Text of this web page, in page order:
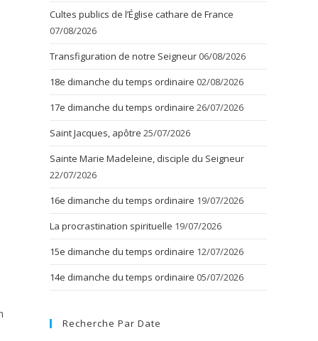
Cultes publics de l’Église cathare de France
07/08/2026
Transfiguration de notre Seigneur 06/08/2026
18e dimanche du temps ordinaire 02/08/2026
17e dimanche du temps ordinaire 26/07/2026
Saint Jacques, apôtre 25/07/2026
Sainte Marie Madeleine, disciple du Seigneur
22/07/2026
16e dimanche du temps ordinaire 19/07/2026
La procrastination spirituelle 19/07/2026
15e dimanche du temps ordinaire 12/07/2026
14e dimanche du temps ordinaire 05/07/2026
Recherche Par Date